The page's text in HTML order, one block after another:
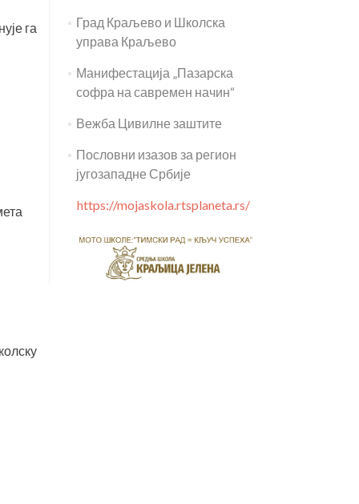
га
Град Краљево и Школска
управа Краљево
Манифестација „Пазарска
софра на савремен начин“
Вежба Цивилне заштите
Пословни изазов за регион
југозападне Србије
https://mojaskola.rtsplaneta.rs/